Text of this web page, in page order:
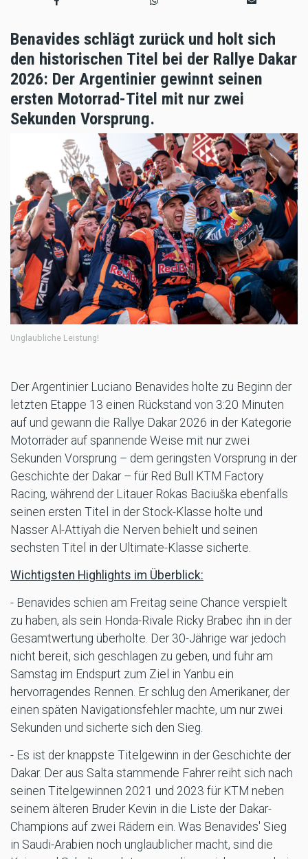
Benavides schlägt zurück und holt sich
den historischen Titel bei der Rallye Dakar
2026: Der Argentinier gewinnt seinen
ersten Motorrad-Titel mit nur zwei
Sekunden Vorsprung.
Unglaubliche Leistung!
Der Argentinier Luciano Benavides holte zu Beginn der
letzten Etappe 13 einen Rückstand von 3:20 Minuten
auf und gewann die Rallye Dakar 2026 in der Kategorie
Motorräder auf spannende Weise mit nur zwei
Sekunden Vorsprung – dem geringsten Vorsprung in der
Geschichte der Dakar – für Red Bull KTM Factory
Racing, während der Litauer Rokas Baciuška ebenfalls
seinen ersten Titel in der Stock-Klasse holte und
Nasser Al-Attiyah die Nerven behielt und seinen
sechsten Titel in der Ultimate-Klasse sicherte.
Wichtigsten Highlights im Überblick:
- Benavides schien am Freitag seine Chance verspielt
zu haben, als sein Honda-Rivale Ricky Brabec ihn in der
Gesamtwertung überholte. Der 30-Jährige war jedoch
nicht bereit, sich geschlagen zu geben, und fuhr am
Samstag im Endspurt zum Ziel in Yanbu ein
hervorragendes Rennen. Er schlug den Amerikaner, der
einen späten Navigationsfehler machte, um nur zwei
Sekunden und sicherte sich den Sieg.
- Es ist der knappste Titelgewinn in der Geschichte der
Dakar. Der aus Salta stammende Fahrer reiht sich nach
seinen Titelgewinnen 2021 und 2023 für KTM neben
seinem älteren Bruder Kevin in die Liste der Dakar-
Champions auf zwei Rädern ein. Was Benavides' Sieg
in Saudi-Arabien noch unglaublicher macht, sind die